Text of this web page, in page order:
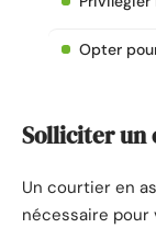
Opter
Solliciter un
Un courtier en
nécessaire